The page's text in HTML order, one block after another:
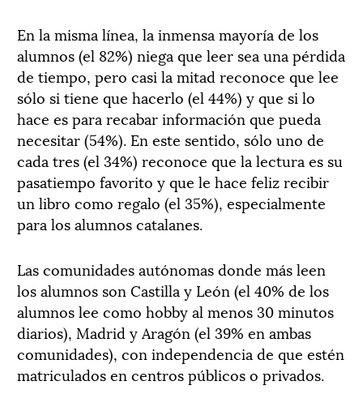
En la misma línea, la inmensa mayoría de los
alumnos (el 82%) niega que leer sea una pérdida
de tiempo, pero casi la mitad reconoce que lee
sólo si tiene que hacerlo (el 44%) y que si lo
hace es para recabar información que pueda
necesitar (54%). En este sentido, sólo uno de
cada tres (el 34%) reconoce que la lectura es su
pasatiempo favorito y que le hace feliz recibir
un libro como regalo (el 35%), especialmente
para los alumnos catalanes.
Las comunidades autónomas donde más leen
los alumnos son Castilla y León (el 40% de los
alumnos lee como hobby al menos 30 minutos
diarios), Madrid y Aragón (el 39% en ambas
comunidades), con independencia de que estén
matriculados en centros públicos o privados.